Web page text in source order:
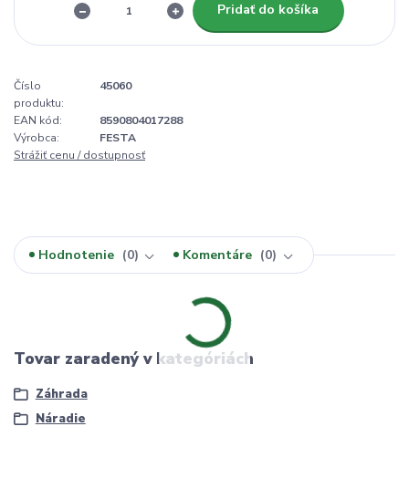
Pridať do košíka
Číslo
produktu:
45060
EAN kód:
8590804017288
Výrobca:
FESTA
Strážiť cenu / dostupnosť
Hodnotenie 0 Komentáre 0
Tovar zaradený v kategóriách
Záhrada
Náradie